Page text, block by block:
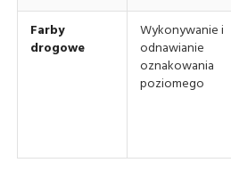
Farby
drogowe
Wykonywanie i
odnawianie
oznakowania
poziomego